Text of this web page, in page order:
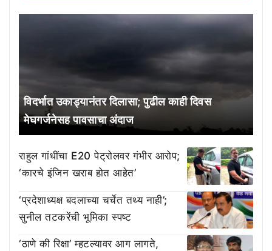
विदर्भात उकाड्यानंतर दिलासा; पुढील काही दिवस
मेघगर्जनेसह पावसाचा अंदाज
राहुल गांधींचा E20 पेट्रोलवर गंभीर आरोप;
‘कारचे इंजिन खराब होत आहेत’
‘प्रदेशाध्यक्ष बदलाच्या चर्चेत तथ्य नाही’;
सुनील तटकरेंची भूमिका स्पष्ट
‘ठाणे की रिक्षा’ म्हटल्यावर आग लागते,